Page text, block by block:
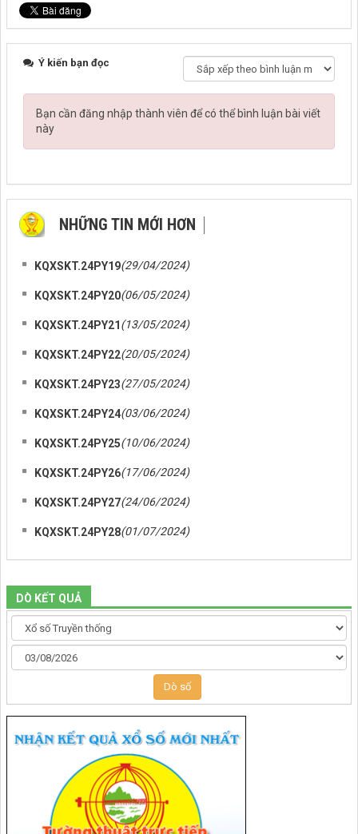
Ý kiến bạn đọc
Bạn cần đăng nhập thành viên để có thể bình luận bài viết
này
NHỮNG TIN MỚI HƠN
KQXSKT.24PY19(29/04/2024)
KQXSKT.24PY20(06/05/2024)
KQXSKT.24PY21 (13/05/2024)
KQXSKT.24PY22(20/05/2024)
KQXSKT.24PY23(27/05/2024)
KQXSKT.24PY24(03/06/2024)
KQXSKT.24PY25(10/06/2024)
KQXSKT.24PY26(17/06/2024)
KQXSKT.24PY27(24/06/2024)
KQXSKT.24PY28(01/07/2024)
DÒ KẾT QUẢ
Dò số